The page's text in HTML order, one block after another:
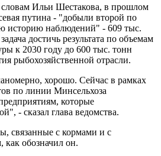
Ильи Шестакова, в прошлом
путина - "добыли второй по
историю наблюдений" - 609 тыс.
достичь результата по объемам
к 2030 году до 600 тыс. тонн
рыбохозяйственной отрасли.
хорошо. Сейчас в рамках
по линии Минсельхоза
которые
- сказал глава ведомства.
связанные с кормами и с
как обозначил он.